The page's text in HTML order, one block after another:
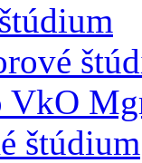
VkO
štúdium